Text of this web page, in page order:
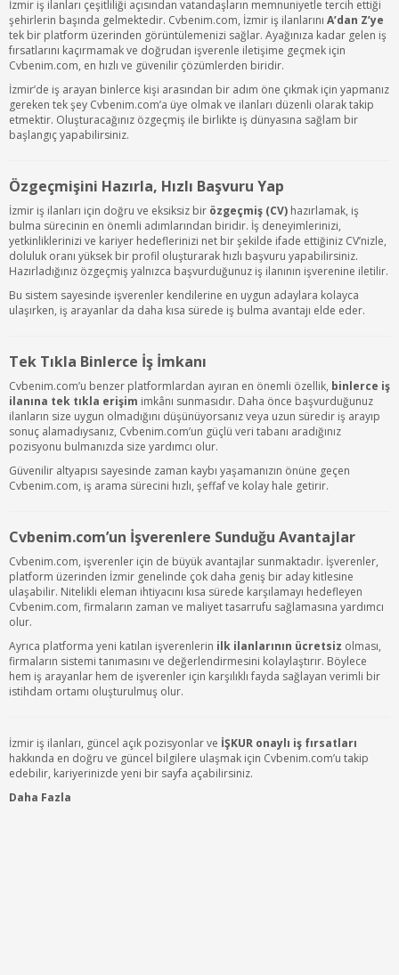
İzmir iş ilanları çeşitliliği açısından vatandaşların memnuniyetle tercih ettiği
şehirlerin başında gelmektedir. Cvbenim.com, İzmir iş ilanlarını A’dan Z’ye
tek bir platform üzerinden görüntülemenizi sağlar. Ayağınıza kadar gelen iş
fırsatlarını kaçırmamak ve doğrudan işverenle iletişime geçmek için
Cvbenim.com, en hızlı ve güvenilir çözümlerden biridir.
İzmir’de iş arayan binlerce kişi arasından bir adım öne çıkmak için yapmanız
gereken tek şey Cvbenim.com’a üye olmak ve ilanları düzenli olarak takip
etmektir. Oluşturacağınız özgeçmiş ile birlikte iş dünyasına sağlam bir
başlangıç yapabilirsiniz.
Özgeçmişini Hazırla, Hızlı Başvuru Yap
İzmir iş ilanları için doğru ve eksiksiz bir özgeçmiş (CV) hazırlamak, iş
bulma sürecinin en önemli adımlarından biridir. İş deneyimlerinizi,
yetkinliklerinizi ve kariyer hedeflerinizi net bir şekilde ifade ettiğiniz CV’nizle,
doluluk oranı yüksek bir profil oluşturarak hızlı başvuru yapabilirsiniz.
Hazırladığınız özgeçmiş yalnızca başvurduğunuz iş ilanının işverenine iletilir.
Bu sistem sayesinde işverenler kendilerine en uygun adaylara kolayca
ulaşırken, iş arayanlar da daha kısa sürede iş bulma avantajı elde eder.
Tek Tıkla Binlerce İş İmkanı
Cvbenim.com’u benzer platformlardan ayıran en önemli özellik, binlerce iş
ilanına tek tıkla erişim imkânı sunmasıdır. Daha önce başvurduğunuz
ilanların size uygun olmadığını düşünüyorsanız veya uzun süredir iş arayıp
sonuç alamadıysanız, Cvbenim.com’un güçlü veri tabanı aradığınız
pozisyonu bulmanızda size yardımcı olur.
Güvenilir altyapısı sayesinde zaman kaybı yaşamanızın önüne geçen
Cvbenim.com, iş arama sürecini hızlı, şeffaf ve kolay hale getirir.
Cvbenim.com’un İşverenlere Sunduğu Avantajlar
Cvbenim.com, işverenler için de büyük avantajlar sunmaktadır. İşverenler,
platform üzerinden İzmir genelinde çok daha geniş bir aday kitlesine
ulaşabilir. Nitelikli eleman ihtiyacını kısa sürede karşılamayı hedefleyen
Cvbenim.com, firmaların zaman ve maliyet tasarrufu sağlamasına yardımcı
olur.
Ayrıca platforma yeni katılan işverenlerin ilk ilanlarının ücretsiz olması,
firmaların sistemi tanımasını ve değerlendirmesini kolaylaştırır. Böylece
hem iş arayanlar hem de işverenler için karşılıklı fayda sağlayan verimli bir
istihdam ortamı oluşturulmuş olur.
İzmir iş ilanları, güncel açık pozisyonlar ve İŞKUR onaylı iş fırsatları
hakkında en doğru ve güncel bilgilere ulaşmak için Cvbenim.com’u takip
edebilir, kariyerinizde yeni bir sayfa açabilirsiniz.
Daha Fazla